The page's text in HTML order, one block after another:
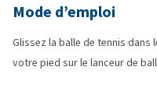
Mode d’emploi
Glissez la balle de tennis dans
votre pied sur le lanceur de